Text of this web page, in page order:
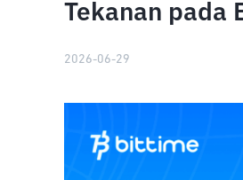
Tekanan pada
2026-06-29